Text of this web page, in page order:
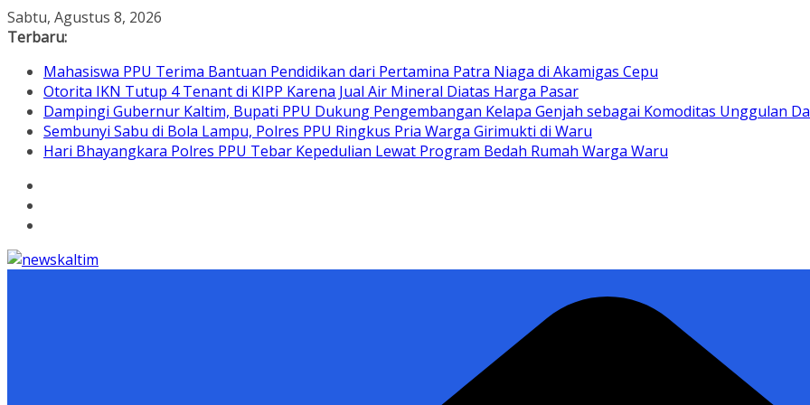
Skip
to
Sabtu, Agustus 8, 2026
Terbaru:
Mahasiswa PPU Terima Bantuan Pendidikan dari Pertamina Patra Niaga di Akamigas Cepu
Otorita IKN Tutup 4 Tenant di KIPP Karena Jual Air Mineral Diatas Harga Pasar
Dampingi Gubernur Kaltim, Bupati PPU Dukung Pengembangan Kelapa Genjah sebagai Komoditas Unggulan
Sembunyi Sabu di Bola Lampu, Polres PPU Ringkus Pria Warga Girimukti di Waru
Hari Bhayangkara Polres PPU Tebar Kepedulian Lewat Program Bedah Rumah Warga Waru